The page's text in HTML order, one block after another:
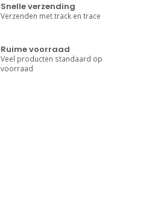
Snelle verzending
Verzenden met track en trace
Ruime voorraad
Veel producten standaard op
voorraad